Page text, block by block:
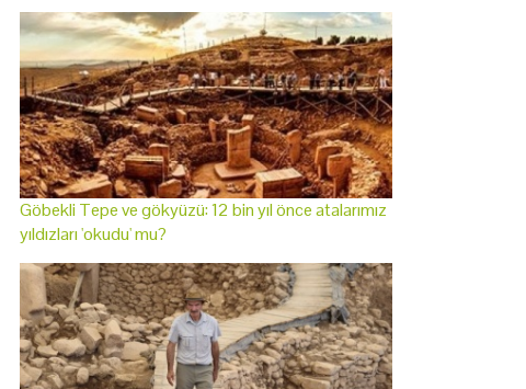
Göbekli Tepe ve gökyüzü: 12 bin yıl önce atalarımız
yıldızları 'okudu' mu?